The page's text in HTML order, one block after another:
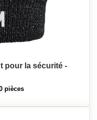
pour la sécurité -
pièces